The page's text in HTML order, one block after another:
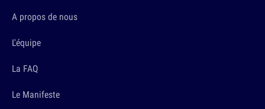
A propos de nous
L'équipe
La FAQ
Le Manifeste